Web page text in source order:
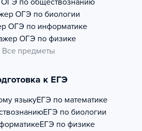
ОГЭ по обществознанию
ОГЭ по биологии
ОГЭ по информатике
ОГЭ по физике
Все предметы
к ЕГЭ
языкуЕГЭ по математике
ЕГЭ по биологии
ЕГЭ по физике